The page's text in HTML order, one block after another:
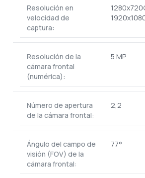
Resolución en
velocidad de
captura:
Resolución de la
cámara frontal
(numérica):
5 MP
Número de apertura
de la cámara frontal:
2,2
Ángulo del campo de
visión (FOV) de la
cámara frontal:
77°